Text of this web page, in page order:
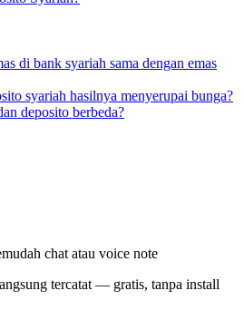
di bank syariah sama dengan emas
syariah hasilnya menyerupai bunga?
deposito berbeda?
chat atau voice note
tercatat — gratis, tanpa install